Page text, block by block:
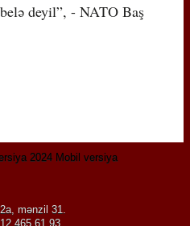
deyil”, - NATO Baş
2024 Mobil versiya
mənzil 31.
465 61 93